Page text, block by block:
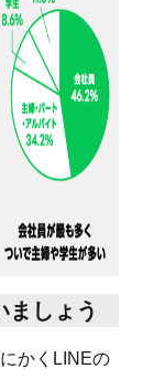
ましょう
かくLINEの